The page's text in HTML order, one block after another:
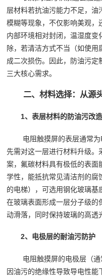
层材料若抗油污能力不足，油
模糊等现象，不仅影响美观，
内部环境相对封闭，温湿度
除，若清洁方式不当（如使
成二次损伤。因此，防油污定
三大核心需求。
二、材料选择：从源
1、表层材料的防油污改造
电阻触摸屏的表层通常
先需对这一层进行材料升级。
案，氟碳材料具有极低的表面
学性，能抵抗常见清洁剂的腐
的电梯），可选用钢化玻璃
在玻璃表面形成一层分子级的
动滑落，同时保持玻璃的高透
2、电极层的耐油污防护
电阻触摸屏的电极层（
因油污的绝缘性导致导电性